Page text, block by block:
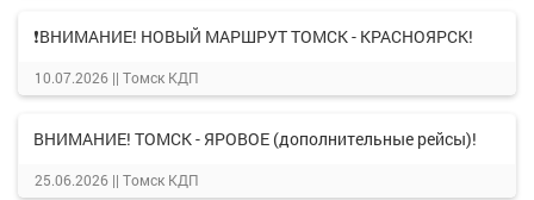
❗ВНИМАНИЕ! НОВЫЙ МАРШРУТ ТОМСК - КРАСНОЯРСК!
10.07.2026 || Томск КДП
ВНИМАНИЕ! ТОМСК - ЯРОВОЕ (дополнительные рейсы)!
25.06.2026 || Томск КДП